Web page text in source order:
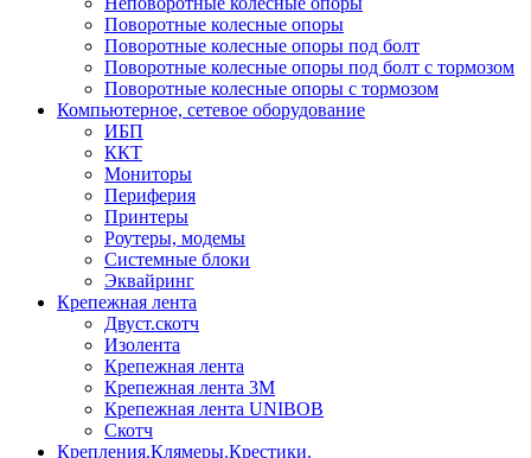
Поворотные колесные опоры
Поворотные колесные опоры под болт
Поворотные колесные опоры под болт с тормозом
Поворотные колесные опоры с тормозом
Компьютерное, сетевое оборудование
ИБП
ККТ
Мониторы
Периферия
Принтеры
Роутеры, модемы
Системные блоки
Эквайринг
Крепежная лента
Двуст.скотч
Изолента
Крепежная лента
Крепежная лента 3М
Крепежная лента UNIBOB
Скотч
Крепления.Клямеры.Крестики.